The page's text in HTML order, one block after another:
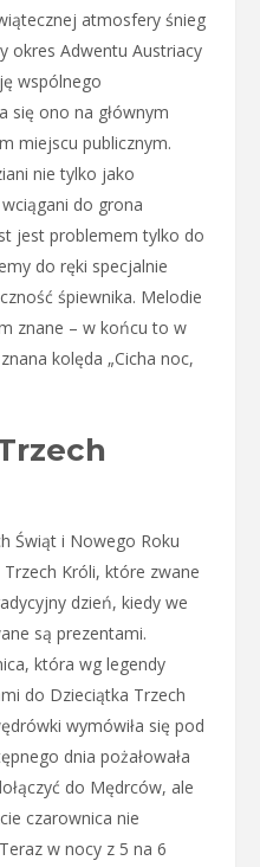
atmosfery śnieg
okres Adwentu Austriacy
wspólnego
się ono na głównym
miejscu publicznym.
nie tylko jako
do grona
jest problemem tylko do
do ręki specjalnie
śpiewnika. Melodie
znane – w końcu to w
kolęda „Cicha noc,
Świąt i Nowego Roku
Króli, które zwane
dzień, kiedy we
są prezentami.
która wg legendy
do Dzieciątka Trzech
wymówiła się pod
dnia pożałowała
do Mędrców, ale
czarownica nie
w nocy z 5 na 6